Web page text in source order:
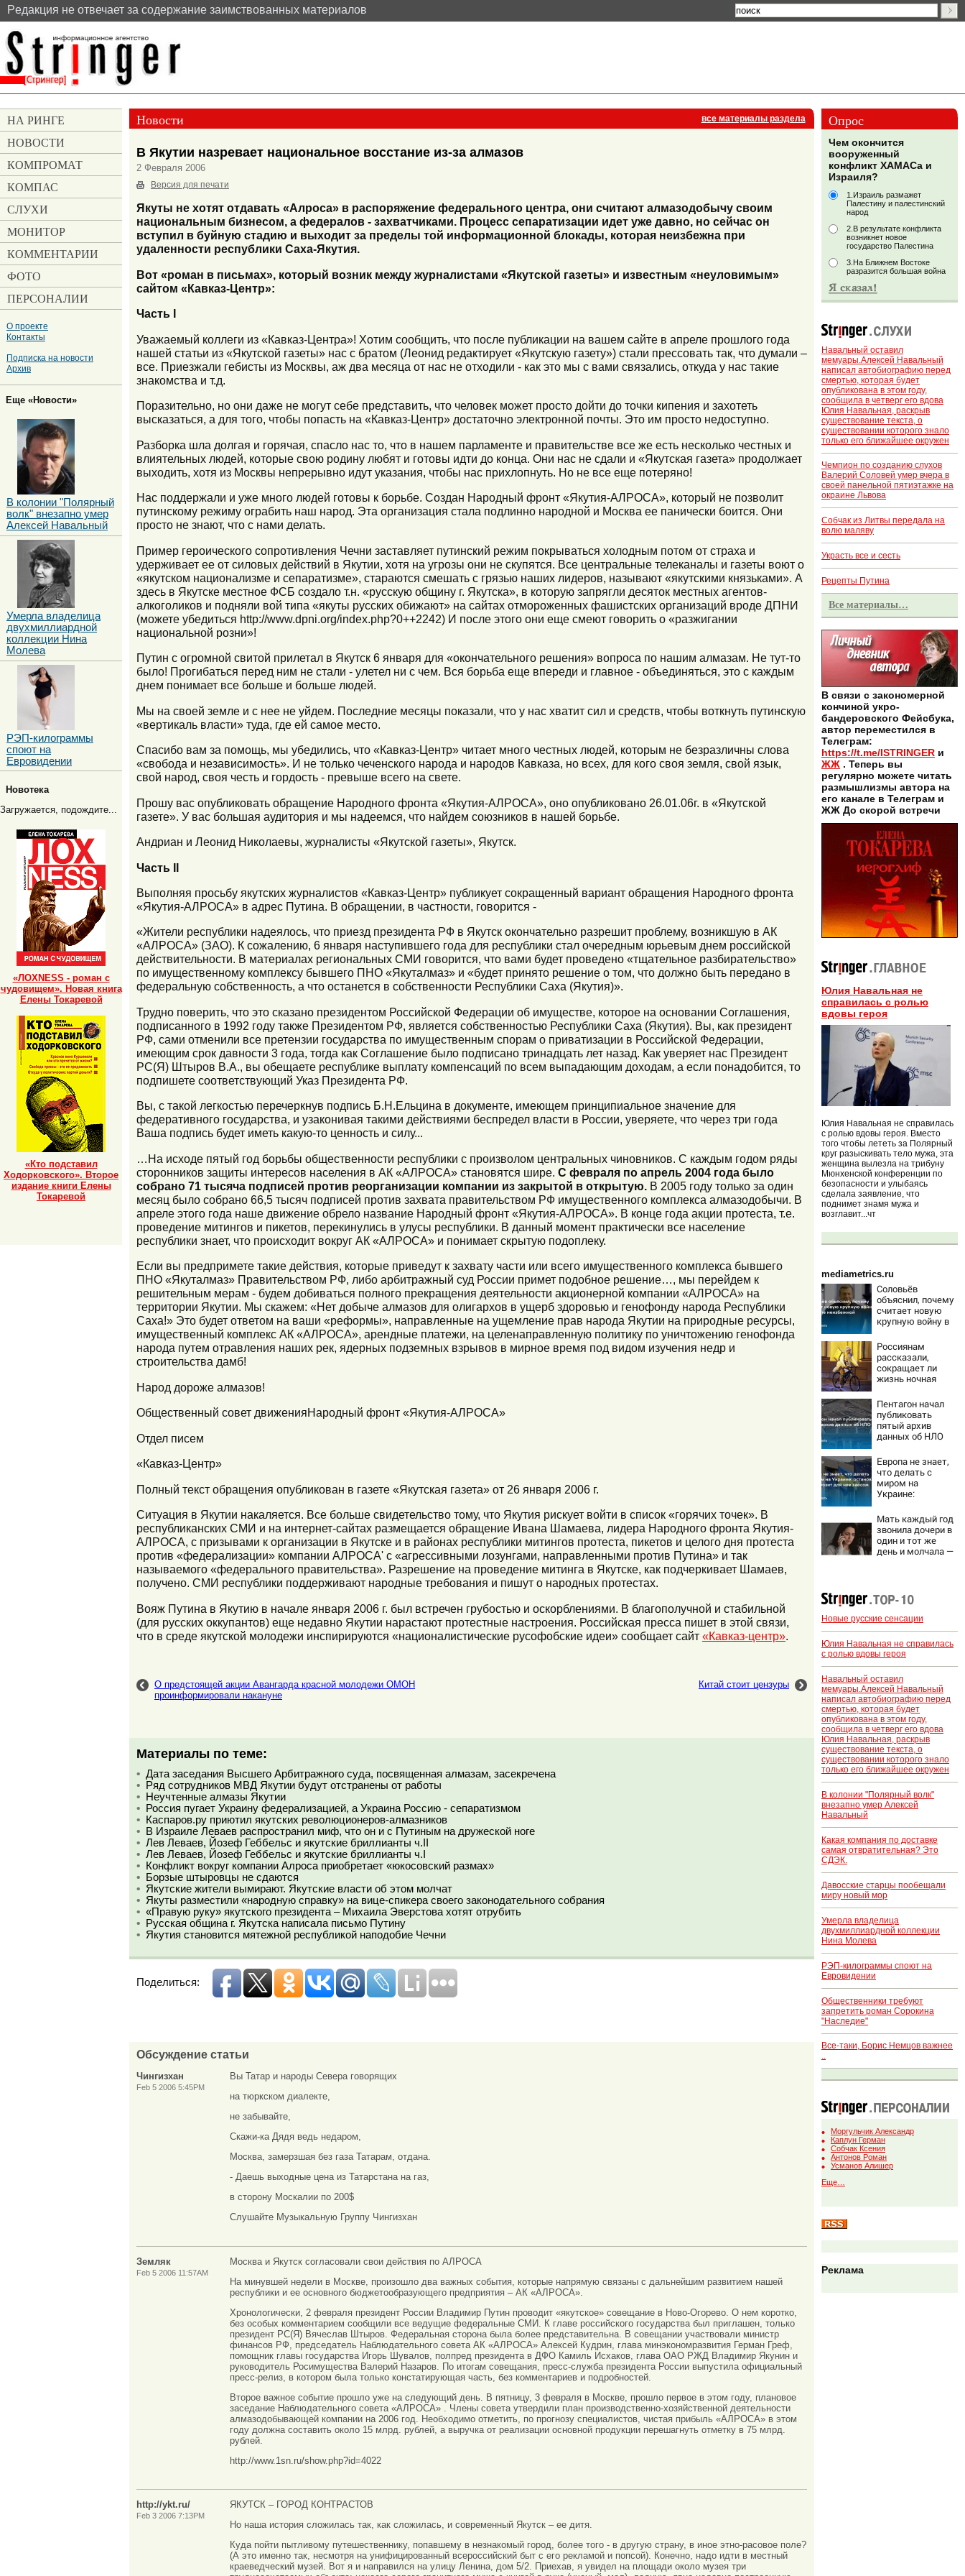
Pедакция не отвечает за содержание заимствованных материалов
Новости все материалы раздела
В Якутии назревает национальное восстание из-за алмазов
2 Февраля 2006
Версия для печати
Якуты не хотят отдавать «Алроса» в распоряжение федерального центра, они считают алмазодобычу своим
национальным бизнесом, а федералов - захватчиками. Процесс сепаратизации идет уже давно, но сейчас он
вступил в буйную стадию и выходит за пределы той информационной блокады, которая неизбежна при
удаленности республики Саха-Якутия.
Вот «роман в письмах», который возник между журналистами «Якутской газеты» и известным «неуловимым»
сайтом «Кавказ-Центр»:
Часть I
Уважаемый коллеги из «Кавказ-Центра»! Хотим сообщить, что после публикации на вашем сайте в апреле прошлого года
нашей статьи из «Якутской газеты» нас с братом (Леонид редактирует «Якутскую газету») стали прессовать так, что думали –
все. Приезжали гебисты из Москвы, аж два месяца от нас не отходили - как это мы с вами связались, откуда у нас такие
знакомства и т.д.
Поразительно, но они даже не могут себе представить, что человек может просто дойти до точки кипения и захотеть
высказаться, а для того, чтобы попасть на «Кавказ-Центр» достаточно электронной почты. Это им просто недоступно.
Разборка шла долгая и горячая, спасло нас то, что в нашем парламенте и правительстве все же есть несколько честных и
влиятельных людей, которые свою родину любят и готовы идти до конца. Они нас не сдали и «Якутская газета» продолжает
выходить, хотя из Москвы непрерывно идут указания, чтобы нас прихлопнуть. Но не все еще потеряно!
Нас поддержали и уже много людей готовы к борьбе. Создан Народный фронт «Якутия-АЛРОСА», который не позволит
путинскому режиму ограбить наш народ. Эта организация стала подлинно народной и Москва ее панически боится. Они
просто не знают, что с нами делать.
Пример героического сопротивления Чечни заставляет путинский режим покрываться холодным потом от страха и
удерживает ее от силовых действий в Якутии, хотя на угрозы они не скупятся. Все центральные телеканалы и газеты воют о
«якутском национализме и сепаратизме», стараются смешать с грязью наших лидеров, называют «якутскими князьками». А
здесь в Якутске местное ФСБ создало т.н. «русскую общину г. Якутска», в которую запрягли десяток местных агентов-
алкоголиков и подняли вой типа «якуты русских обижают» на сайтах отмороженных фашистских организаций вроде ДПНИ
(можете убедиться http://www.dpni.org/index.php?0++2242) И после этого они еще смеют говорить о «разжигании
национальной розни»!
Путин с огромной свитой прилетал в Якутск 6 января для «окончательного решения» вопроса по нашим алмазам. Не тут-то
было! Прогибаться перед ним не стали - улетел ни с чем. Вся борьба еще впереди и главное - объединяться, это с каждым
днем понимает все больше и больше людей.
Мы на своей земле и с нее не уйдем. Последние месяцы показали, что у нас хватит сил и средств, чтобы воткнуть путинскую
«вертикаль власти» туда, где ей самое место.
Спасибо вам за помощь, мы убедились, что «Кавказ-Центр» читает много честных людей, которым не безразличны слова
«свобода и независимость». И не только чеченского народа и народов Кавказа, но всех, для кого своя земля, свой язык,
свой народ, своя честь и гордость - превыше всего на свете.
Прошу вас опубликовать обращение Народного фронта «Якутия-АЛРОСА», оно опубликовано 26.01.06г. в «Якутской
газете». У вас большая аудитория и мы надеемся, что найдем союзников в нашей борьбе.
Андриан и Леонид Николаевы, журналисты «Якутской газеты», Якутск.
Часть II
Выполняя просьбу якутских журналистов «Кавказ-Центр» публикует сокращенный вариант обращения Народного фронта
«Якутия-АЛРОСА» в адрес Путина. В обращении, в частности, говорится -
«Жители республики надеялось, что приезд президента РФ в Якутск окончательно разрешит проблему, возникшую в АК
«АЛРОСА» (ЗАО). К сожалению, 6 января наступившего года для республики стал очередным юрьевым днем российской
действительности. В материалах региональных СМИ говорится, что вами будет проведено «тщательное разбирательство»
по имущественному комплексу бывшего ПНО «Якуталмаз» и «будет принято решение о том, что должно быть передано в
федеральную собственность, а что останется в собственности Республики Саха (Якутия)».
Трудно поверить, что это сказано президентом Российской Федерации об имуществе, которое на основании Соглашения,
подписанного в 1992 году также Президентом РФ, является собственностью Республики Саха (Якутия). Вы, как президент
РФ, сами отменили все претензии государства по имущественным спорам о приватизации в Российской Федерации,
имеющим срок давности 3 года, тогда как Соглашение было подписано тринадцать лет назад. Как уверяет нас Президент
РС(Я) Штыров В.А., вы обещаете республике выплату компенсаций по всем выпадающим доходам, а если понадобится, то
подпишете соответствующий Указ Президента РФ.
Вы, с такой легкостью перечеркнув подпись Б.Н.Ельцина в документе, имеющем принципиальное значение для
федеративного государства, и узаконивая такими действиями беспредел власти в России, уверяете, что через три года
Ваша подпись будет иметь какую-то ценность и силу...
…На исходе пятый год борьбы общественности республики с произволом центральных чиновников. С каждым годом ряды
сторонников защиты интересов населения в АК «АЛРОСА» становятся шире. С февраля по апрель 2004 года было
собрано 71 тысяча подписей против реорганизации компании из закрытой в открытую. В 2005 году только за один
месяц было собрано 66,5 тысяч подписей против захвата правительством РФ имущественного комплекса алмазодобычи. В
апреле этого года наше движение обрело название Народный фронт «Якутия-АЛРОСА». В конце года акции протеста, т.е.
проведение митингов и пикетов, перекинулись в улусы республики. В данный момент практически все население
республики знает, что происходит вокруг АК «АЛРОСА» и понимает скрытую подоплеку.
Если вы предпримете такие действия, которые приведут к захвату части или всего имущественного комплекса бывшего
ПНО «Якуталмаз» Правительством РФ, либо арбитражный суд России примет подобное решение…, мы перейдем к
решительным мерам - будем добиваться полного прекращения деятельности акционерной компании «АЛРОСА» на
территории Якутии. Мы скажем: «Нет добыче алмазов для олигархов в ущерб здоровью и генофонду народа Республики
Саха!» Это будет ответом на ваши «реформы», направленные на ущемление прав народа Якутии на природные ресурсы,
имущественный комплекс АК «АЛРОСА», арендные платежи, на целенаправленную политику по уничтожению генофонда
народа путем отравления наших рек, ядерных подземных взрывов в мирное время под видом изучения недр и
строительства дамб!
Народ дороже алмазов!
Общественный совет движенияНародный фронт «Якутия-АЛРОСА»
Отдел писем
«Кавказ-Центр»
Полный текст обращения опубликован в газете «Якутская газета» от 26 января 2006 г.
Ситуация в Якутии накаляется. Все больше свидетельство тому, что Якутия рискует войти в список «горячих точек». В
республиканских СМИ и на интернет-сайтах размещается обращение Ивана Шамаева, лидера Народного фронта Якутия-
АЛРОСА, с призывами к организации в Якутске и в районах республики митингов протеста, пикетов и целого дня протеста
против «федерализации» компании АЛРОСА' с «агрессивными лозунгами, направленными против Путина» и так
называемого «федерального правительства». Разрешение на проведение митинга в Якутске, как подчеркивает Шамаев,
получено. СМИ республики поддерживают народные требования и пишут о народных протестах.
Вояж Путина в Якутию в начале января 2006 г. был встречен грубостью и оскорблениями. В благополучной и стабильной
(для русских оккупантов) еще недавно Якутии нарастают протестные настроения. Российская пресса пишет в этой связи,
что в среде якутской молодежи инспирируются «националистические русофобские идеи» сообщает сайт «Кавказ-центр»
О предстоящей акции Авангарда красной молодежи ОМОН
проинформировали накануне
Китай стоит цензуры
Материалы по теме:
Дата заседания Высшего Арбитражного суда, посвященная алмазам, засекречена
Ряд сотрудников МВД Якутии будут отстранены от работы
Неучтенные алмазы Якутии
Россия пугает Украину федерализацией, а Украина Россию - сепаратизмом
Каспаров.ру приютил якутских революционеров-алмазников
В Израиле Леваев распространил миф, что он и с Путиным на дружеской ноге
Лев Леваев, Йозеф Геббельс и якутские бриллианты ч.II
Лев Леваев, Йозеф Геббельс и якутские бриллианты ч.I
Конфликт вокруг компании Алроса приобретает «юкосовский размах»
Борзые штыровцы не сдаются
Якутские жители вымирают. Якутские власти об этом молчат
Якуты разместили «народную справку» на вице-спикера своего законодательного собрания
«Правую руку» якутского президента – Михаила Эверстова хотят отрубить
Русская община г. Якутска написала письмо Путину
Якутия становится мятежной республикой наподобие Чечни
Поделиться:
Обсуждение статьи
Чингизхан
Feb 5 2006 5:45PM
Вы Татар и народы Севера говорящих
на тюркском диалекте,
не забывайте,
Скажи-ка Дядя ведь недаром,
Москва, замерзшая без газа Татарам, отдана.
- Даешь выходные цена из Татарстана на газ,
в сторону Москалии по 200$
Слушайте Музыкальную Группу Чингизхан
Земляк
Feb 5 2006 11:57AM
Москва и Якутск согласовали свои действия по АЛРОСА
На минувшей недели в Москве, произошло два важных события, которые напрямую связаны с дальнейшим развитием нашей
республики и ее основного бюджетообразующего предприятия – АК «АЛРОСА».
Хронологически, 2 февраля президент России Владимир Путин проводит «якутское» совещание в Ново-Огорево. О нем коротко,
без особых комментарием сообщили все ведущие федеральные СМИ. К главе российского государства был приглашен, только
президент РС(Я) Вячеслав Штыров. Федеральная сторона была более представительна. В совещании участвовали министр
финансов РФ, председатель Наблюдательного совета АК «АЛРОСА» Алексей Кудрин, глава минэкономразвития Герман Греф,
помощник главы государства Игорь Шувалов, полпред президента в ДФО Камиль Исхаков, глава ОАО РЖД Владимир Якунин и
руководитель Росимущества Валерий Назаров. По итогам совещания, пресс-служба президента России выпустила официальный
пресс-релиз, в котором была только констатирующая часть, без комментариев и подробностей.
Второе важное событие прошло уже на следующий день. В пятницу, 3 февраля в Москве, прошло первое в этом году, плановое
заседание Наблюдательного совета «АЛРОСА» . Члены совета утвердили план производственно-хозяйственной деятельности
алмазодобывающей компании на 2006 год. Необходимо отметить, по прогнозу специалистов, чистая прибыль «АЛРОСА» в этом
году должна составить около 15 млрд. рублей, а выручка от реализации основной продукции перешагнуть отметку в 75 млрд.
рублей.
http://www.1sn.ru/show.php?id=4022
http://ykt.ru/
Feb 3 2006 7:13PM
ЯКУТСК – ГОРОД КОНТРАСТОВ
Но наша история сложилась так, как сложилась, и современный Якутск – ее дитя.
Куда пойти пытливому путешественнику, попавшему в незнакомый город, более того - в другую страну, в иное этно-расовое поле?
(А это именно так, несмотря на унифицированный всероссийский быт с его рекламой и попсой). Конечно, надо идти в местный
краеведческий музей. Вот я и направился на улицу Ленина, дом 5/2. Приехав, я увидел на площади около музея три
Опрос
Чем окончится
вооруженный
конфликт ХАМАСа и
Израиля?
1.Израиль размажет
Палестину и палестинский
народ
2.В результате конфликта
возникнет новое
государство Палестина
3.На Ближнем Востоке
разразится большая война
Навальный оставил
мемуары.Алексей Навальный
написал автобиографию перед
смертью, которая будет
опубликована в этом году,
сообщила в четверг его вдова
Юлия Навальная, раскрыв
существование текста, о
существовании которого знало
только его ближайшее окружен
Чемпион по созданию слухов
Валерий Соловей умер вчера в
своей панельной пятиэтажке на
окраине Львова
Собчак из Литвы передала на
волю маляву
Украсть все и сесть
Рецепты Путина
Все материалы…
В связи с закономерной
кончиной укро-
бандеровского Фейсбука,
автор переместился в
Телеграм:
https://t.me/ISTRINGER и
ЖЖ . Теперь вы
регулярно можете читать
размышлизмы автора на
его канале в Телеграм и
ЖЖ До скорой встречи
Юлия Навальная не
справилась с ролью
вдовы героя
Юлия Навальная не справилась
с ролью вдовы героя. Вместо
того чтобы лететь за Полярный
круг разыскивать тело мужа, эта
женщина вылезла на трибуну
Мюнхенской конференции по
безопасности и улыбаясь
сделала заявление, что
поднимет знамя мужа и
возглавит...чт
mediametrics.ru
Соловьёв
объяснил, почему
считает новую
крупную войну в
неизбежной
Россиянам
рассказали,
сокращает ли
жизнь ночная
Пентагон начал
публиковать
пятый архив
данных об НЛО
Европа не знает,
что делать с
миром на
Украине:
грозит для нее
хаосом
Мать каждый год
звонила дочери в
один и тот же
день и молчала —
история одной
семьи
Новые русские сенсации
Юлия Навальная не справилась
с ролью вдовы героя
Навальный оставил
мемуары.Алексей Навальный
написал автобиографию перед
смертью, которая будет
опубликована в этом году,
сообщила в четверг его вдова
Юлия Навальная, раскрыв
существование текста, о
существовании которого знало
только его ближайшее окружен
В колонии "Полярный волк"
внезапно умер Алексей
Навальный
Какая компания по доставке
самая отвратительная? Это
СДЭК.
Давосские старцы пообещали
миру новый мор
Умерла владелица
двухмиллиардной коллекции
Нина Молева
РЭП-килограммы споют на
Евровидении
Общественники требуют
запретить роман Сорокина
"Наследие"
Все-таки, Борис Немцов важнее
..
Моргульчик Александр
Каплун Герман
Собчак Ксения
Антонов Роман
Усманов Алишер
Еще…
Реклама
НА РИНГЕ
НОВОСТИ
КОМПРОМАТ
КОМПАС
СЛУХИ
МОНИТОР
КОММЕНТАРИИ
ФОТО
ПЕРСОНАЛИИ
О проекте
Контакты
Подписка на новости
Архив
Еще «Новости»
В колонии "Полярный
волк" внезапно умер
Алексей Навальный
Умерла владелица
двухмиллиардной
коллекции Нина
Молева
РЭП-килограммы
споют на
Евровидении
Новотека
Загружается, подождите...
«ЛОХNESS - роман с
чудовищем». Новая книга
Елены Токаревой
«Кто подставил
Ходорковского». Второе
издание книги Елены
Токаревой